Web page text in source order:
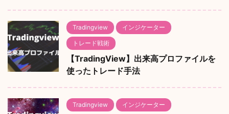
Tradingview インジケーター
トレード戦術
【TradingView】出来高プロファイルを
使ったトレード手法
Tradingview インジケーター